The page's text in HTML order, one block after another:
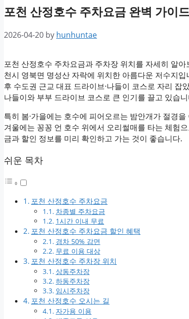
포천 산정호수 주차요금 완벽 가이
2026-04-20 by hunhuntae
포천 산정호수 주차요금과 주차장 위치를 자세히 알
천시 영북면 명성산 자락에 위치한 아름다운 저수지
후 수도권 근교 대표 드라이브·나들이 코스로 자리
나들이와 부부 드라이브 코스로 큰 인기를 끌고 있습
특히 봄·가을에는 호수에 피어오르는 밤안개가 절경
겨울에는 꽁꽁 언 호수 위에서 오리썰매를 타는 체험
금과 할인 정보를 미리 확인하고 가는 것이 좋습니다.
쉬운 목차
포천 산정호수 주차요금
차종별 주차요금
1시간 이내 무료
포천 산정호수 주차요금 할인 혜택
경차 50% 감면
무료 이용 대상
포천 산정호수 주차장 위치
상동주차장
하동주차장
임시주차장
포천 산정호수 오시는 길
자가용 이용